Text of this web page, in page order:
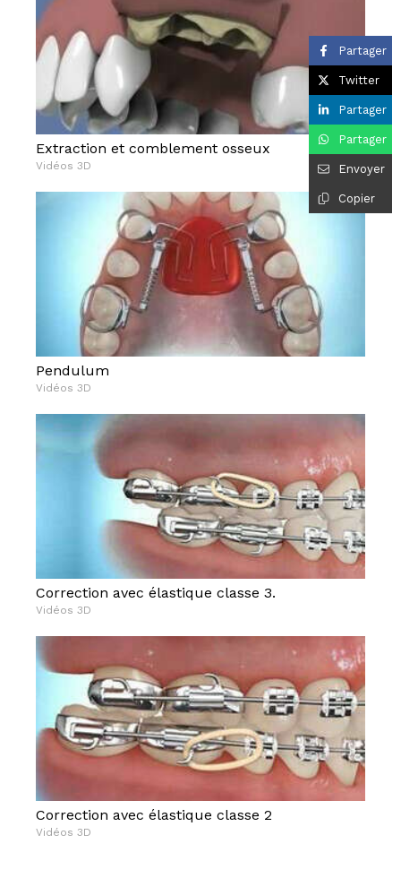
Extraction et comblement osseux
Vidéos 3D
Pendulum
Vidéos 3D
Correction avec élastique classe 3.
Vidéos 3D
Correction avec élastique classe 2
Vidéos 3D
Partager
Twitter
Partager
Partager
Envoyer
Copier